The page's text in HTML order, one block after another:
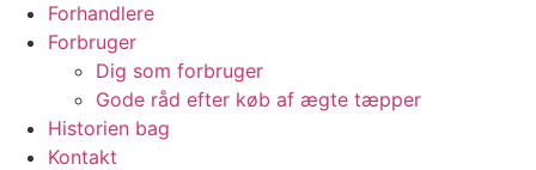
Forhandlere
Forbruger
Dig som forbruger
Gode råd efter køb af ægte tæpper
Historien bag​
Kontakt